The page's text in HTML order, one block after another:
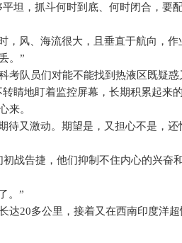
坦，抓斗何时到底、何时闭合，要
，风、海流很大，且垂直于航向，作
。”
考队员们对能不能找到热液区既疑惑
睛地盯着监控屏幕，长期积累起来
来。
待又激动。期望是，又担心不是，还
战告捷，他们抑制不住内心的兴奋
。”
达20多公里，接着又在西南印度洋